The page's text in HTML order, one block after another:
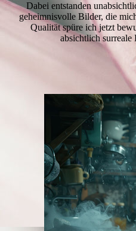
Dabei entstanden
geheimnisvolle Bilder, die
Qualität spüre ich jetzt
absichtlich surreale